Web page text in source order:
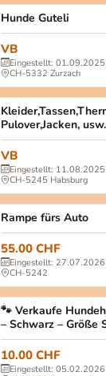
Hunde Guteli
VB
Eingestellt: 01.09.2025
CH-5332 Zurzach
Pulover,Jacken,
Ihren Wunsch
VB
Eingestellt: 11.08.2025
CH-5245 Habsburg
Rampe fürs Auto
55.00 CHF
Eingestellt: 27.07.2026
CH-5242
🐾 Verkaufe
– Schwarz – Größe
10.00 CHF
Eingestellt: 05.02.2026